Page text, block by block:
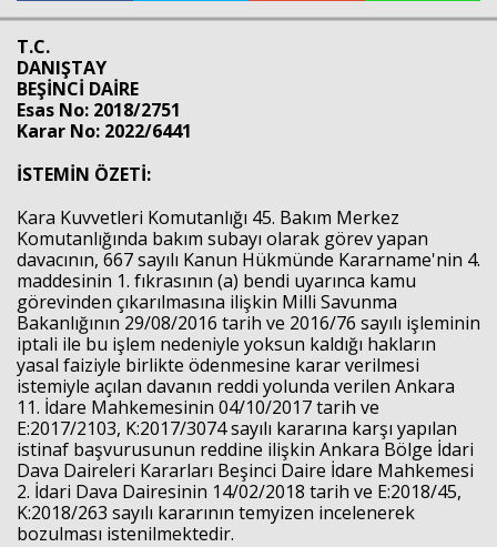
T.C.
DANIŞTAY
BEŞİNCİ DAİRE
Esas No: 2018/2751
Karar No: 2022/6441
İSTEMİN ÖZETİ:
Kara Kuvvetleri Komutanlığı 45. Bakım Merkez
Komutanlığında bakım subayı olarak görev yapan
davacının, 667 sayılı Kanun Hükmünde Kararname'nin 4.
maddesinin 1. fıkrasının (a) bendi uyarınca kamu
görevinden çıkarılmasına ilişkin Milli Savunma
Bakanlığının 29/08/2016 tarih ve 2016/76 sayılı işleminin
iptali ile bu işlem nedeniyle yoksun kaldığı hakların
yasal faiziyle birlikte ödenmesine karar verilmesi
istemiyle açılan davanın reddi yolunda verilen Ankara
11. İdare Mahkemesinin 04/10/2017 tarih ve
E:2017/2103, K:2017/3074 sayılı kararına karşı yapılan
istinaf başvurusunun reddine ilişkin Ankara Bölge İdari
Dava Daireleri Kararları Beşinci Daire İdare Mahkemesi
2. İdari Dava Dairesinin 14/02/2018 tarih ve E:2018/45,
K:2018/263 sayılı kararının temyizen incelenerek
bozulması istenilmektedir.